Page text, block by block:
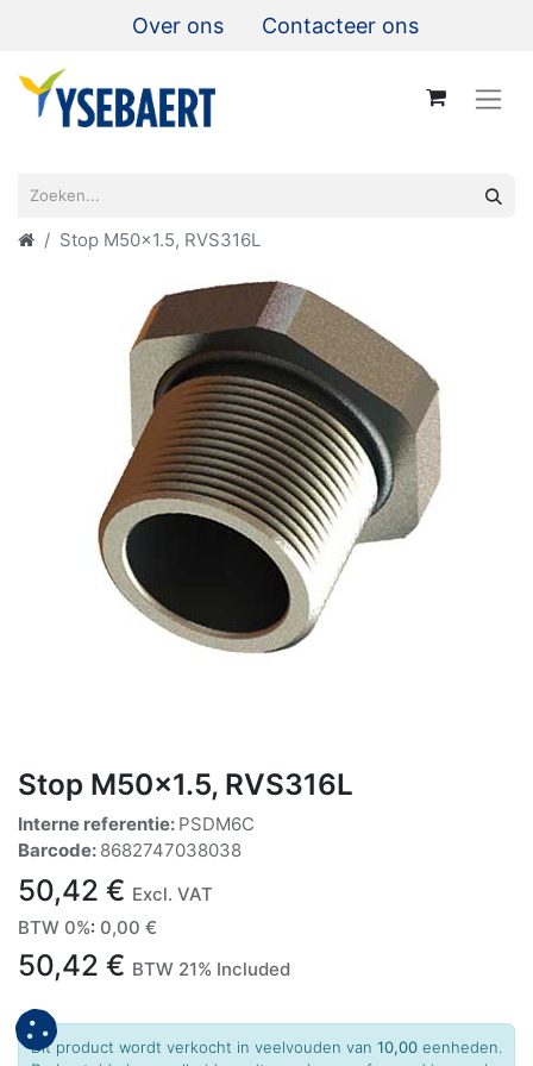
Over ons Contacteer ons
Stop M50x1.5, RVS316L
Stop M50x1.5, RVS316L
Interne referentie: PSDM6C
Barcode: 8682747038038
50,42 € Excl. VAT
BTW 0%: 0,00 €
50,42 € BTW 21% Included
Dit product wordt verkocht in veelvouden van 10,00 eenheden.